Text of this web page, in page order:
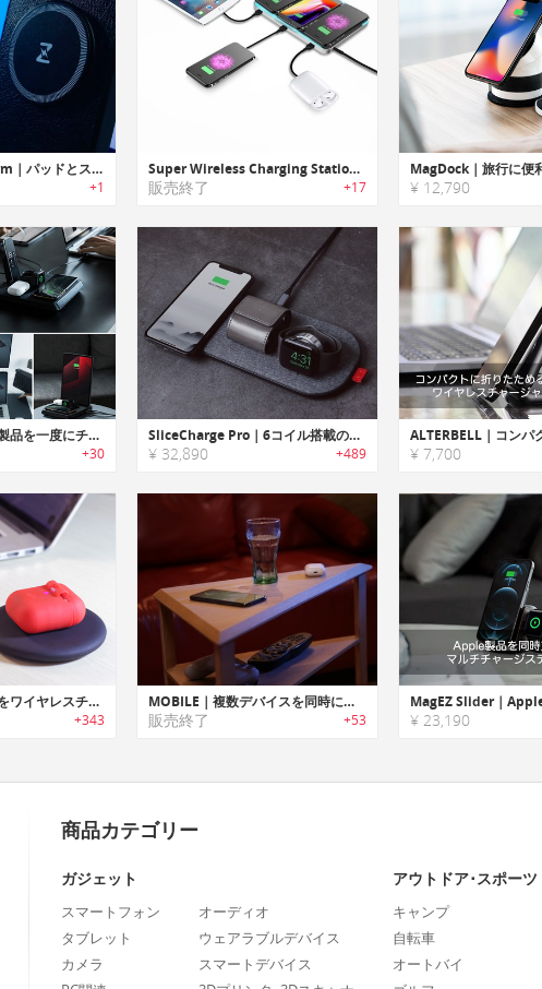
MagFree Transform｜パッドとスタンドに変形する3-in-1ワイヤレス充電器
+1
Super Wireless Charging Station｜デバイスを最大6台同時充電可能なワイヤレスチャージパッド
販売終了 +17 ¥ 12,790
Air Omni｜Apple製品を一度にチャージする6-in-1パワフル充電ステーション「エアオムニ」
+30
SliceCharge Pro｜6コイル搭載のワイヤレスチャージングマット「スライスチャージプロ」
¥ 32,890 +489 ¥ 7,700
AirPlus｜AirPodsをワイヤレスチャージ可能な保護ケース「エアプラス」
+343
MOBILE｜複数デバイスを同時にワイヤレスチャージ可能なサイドテーブル「モビレ」
販売終了 +53 ¥ 23,190
商品カテゴリー
ガジェット
スマートフォン
タブレット
カメラ
オーディオ
ウェアラブルデバイス
スマートデバイス
アウトドア･スポーツ
キャンプ
自転車
オートバイ